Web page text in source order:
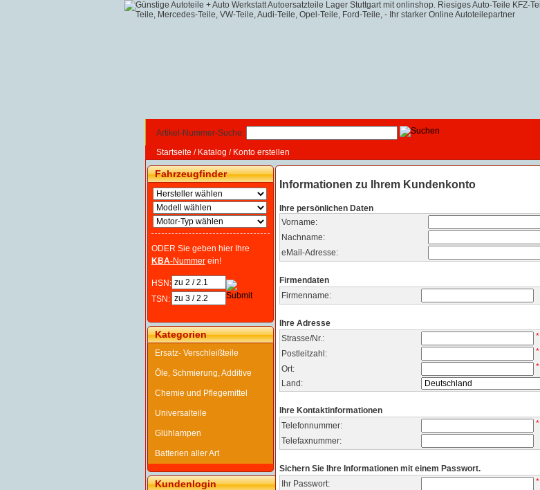
Artikel-Nummer-Suche:
Startseite / Katalog / Konto erstellen
Fahrzeugfinder
ODER Sie geben hier Ihre
KBA-Nummer ein!
HSN:
TSN:
Kategorien
Ersatz- Verschleißteile
Öle, Schmierung, Additive
Chemie und Pflegemittel
Universalteile
Glühlampen
Batterien aller Art
Kundenlogin
Informationen zu Ihrem Kundenkonto
Ihre persönlichen Daten
Vorname:
Nachname:
eMail-Adresse:
Firmendaten
Firmenname:
Ihre Adresse
Strasse/Nr.:
*
Postleitzahl:
*
Ort:
*
Land:
Ihre Kontaktinformationen
Telefonnummer:
*
Telefaxnummer:
Sichern Sie Ihre Informationen mit einem Passwort.
Ihr Passwort:
*